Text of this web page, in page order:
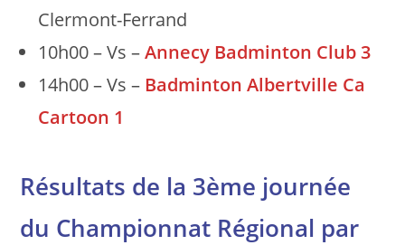
Clermont-Ferrand
10h00 – Vs –Annecy Badminton Club 3
14h00 – Vs – Badminton Albertville Ca
Cartoon 1
Résultats de la 3ème journée
du Championnat Régional par